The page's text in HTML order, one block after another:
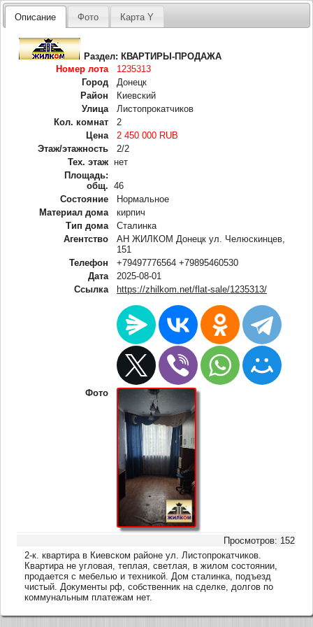
Описание Фото Карта Y
Раздел:КВАРТИРЫ-ПРОДАЖА
Номер лота
1235313
Город
Донецк
Район
Киевский
Улица
Листопрокатчиков
Кол. комнат
2
Цена
2 450 000 RUB
Этаж/этажность
2/2
Тех. этаж нет
Площадь:
общ.
46
Состояние
Нормальное
Материал дома
кирпич
Тип дома
Сталинка
Агентство
АН ЖИЛКОМ Донецк ул. Челюскинцев,
151
Телефон
+79497776564 +79895460530
Дата
2025-08-01
Ссылка
https://zhilkom.net/flat-sale/1235313/
Фото
Просмотров: 152
2-к. квартира в Киевском районе ул. Листопрокатчиков.
Квартира не угловая, теплая, светлая, в жилом состоянии,
продается с мебелью и техникой. Дом сталинка, подъезд
чистый. Документы рф, собственник на сделке, долгов по
коммунальным платежам нет.